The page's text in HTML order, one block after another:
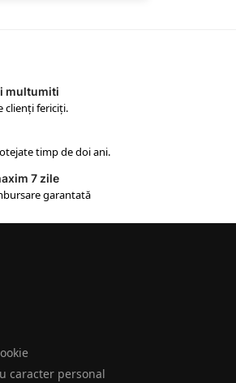
multumiti
clienți fericiți.
timp de doi ani.
7 zile
garantată
caracter personal